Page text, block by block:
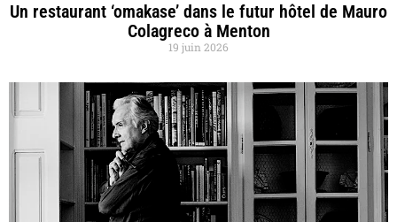
Un restaurant ‘omakase’ dans le futur hôtel de Mauro
Colagreco à Menton
19 juin 2026